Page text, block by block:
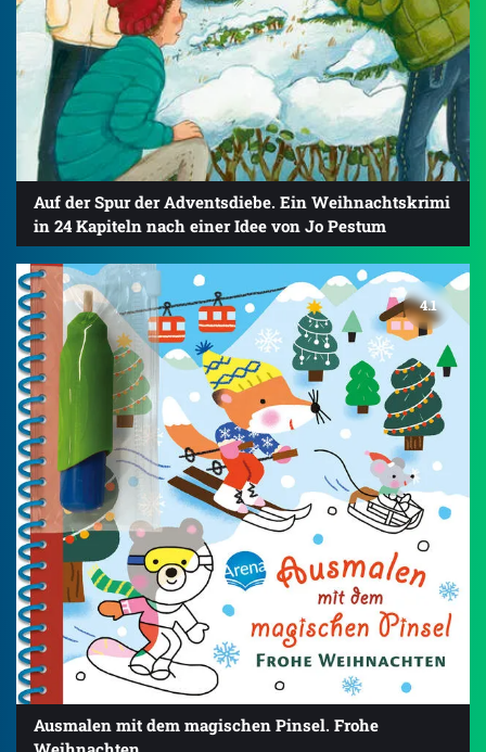
Auf der Spur der Adventsdiebe. Ein Weihnachtskrimi
in 24 Kapiteln nach einer Idee von Jo Pestum
4.1
Ausmalen mit dem magischen Pinsel. Frohe